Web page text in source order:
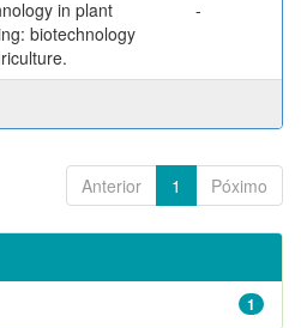
in plant
biotechnology
-
Anterior 1 Póximo
1